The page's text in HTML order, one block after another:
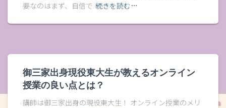
要なのはまず、自信で 続きを読む…
御三家出身現役東大生が教えるオンライン
授業の良い点とは？
講師は御三家出身の現役東大生！ オンライン授業のメリ